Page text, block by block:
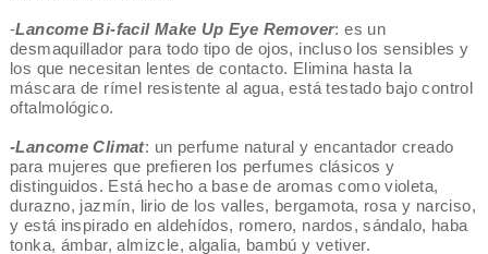
-Lancome Bi-facil Make Up Eye Remover: es un
desmaquillador para todo tipo de ojos, incluso los sensibles y
los que necesitan lentes de contacto. Elimina hasta la
máscara de rímel resistente al agua, está testado bajo control
oftalmológico.
-Lancome Climat: un perfume natural y encantador creado
para mujeres que prefieren los perfumes clásicos y
distinguidos. Está hecho a base de aromas como violeta,
durazno, jazmín, lirio de los valles, bergamota, rosa y narciso,
y está inspirado en aldehídos, romero, nardos, sándalo, haba
tonka, ámbar, almizcle, algalia, bambú y vetiver.